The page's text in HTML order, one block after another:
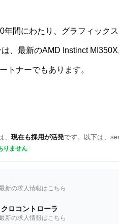
年間にわたり、グラフィック
、最新のAMD Instinct
トナーでもあります。
現在も採用が活発です。以下は、
りません
新の求人情報はこちら
ロコントローラ
新の求人情報はこちら